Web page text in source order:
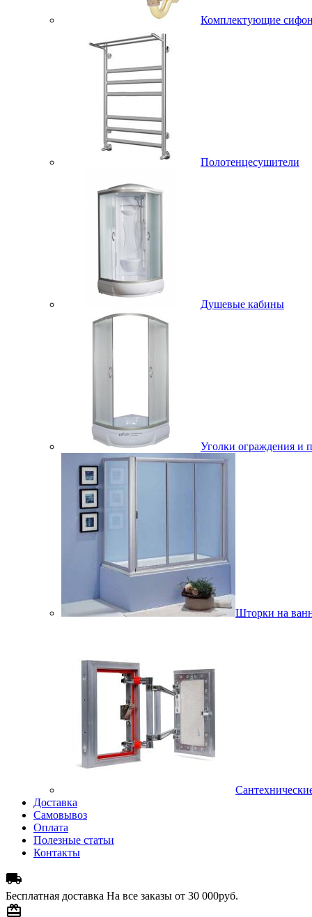
Комплектующие
Полотенцесушители
Душевые кабины
Уголки ограждения и
Шторки на
Доставка
Самовывоз
Оплата
Полезные статьи
Контакты

Бесплатная доставка На все заказы от 30 000руб.
